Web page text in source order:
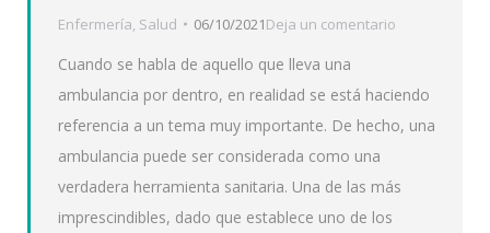
Enfermería, Salud 06/10/2021Deja un comentario
Cuando se habla de aquello que lleva una
ambulancia por dentro, en realidad se está haciendo
referencia a un tema muy importante. De hecho, una
ambulancia puede ser considerada como una
verdadera herramienta sanitaria. Una de las más
imprescindibles, dado que establece uno de los